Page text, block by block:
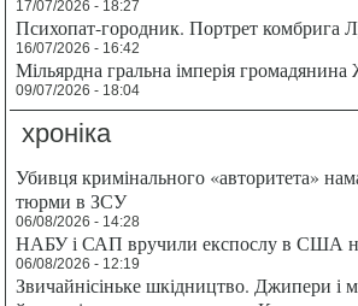
17/07/2026 - 18:27
Психопат-городник. Портрет комбрига
16/07/2026 - 16:42
Мільярдна гральна імперія
09/07/2026 - 18:04
хроніка
Убивця кримінального «авторитета»
тюрми в ЗСУ
06/08/2026 - 14:28
НАБУ і САП вручили експослу в США
06/08/2026 - 12:19
Звичайнісіньке шкідництво. Джипери і